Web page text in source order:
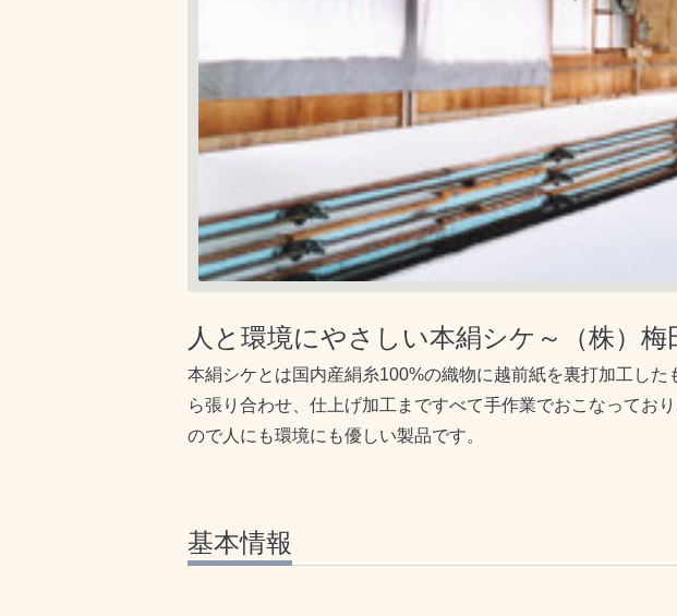
人と環境にやさしい本絹シケ～（株）梅
本絹シケとは国内産絹糸100%の織物に越前紙を裏打加工し
ら張り合わせ、仕上げ加工まですべて手作業でおこなってお
ので人にも環境にも優しい製品です。
基本情報